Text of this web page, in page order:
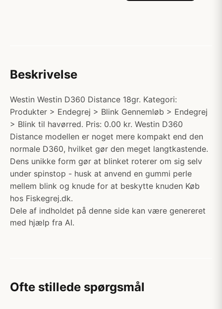
Beskrivelse
Westin Westin D360 Distance 18gr. Kategori:
Produkter > Endegrej > Blink Gennemløb > Endegrej
> Blink til havørred. Pris: 0.00 kr. Westin D360
Distance modellen er noget mere kompakt end den
normale D360, hvilket gør den meget langtkastende.
Dens unikke form gør at blinket roterer om sig selv
under spinstop - husk at anvend en gummi perle
mellem blink og knude for at beskytte knuden Køb
hos Fiskegrej.dk.
Dele af indholdet på denne side kan være genereret
med hjælp fra AI.
Ofte stillede spørgsmål